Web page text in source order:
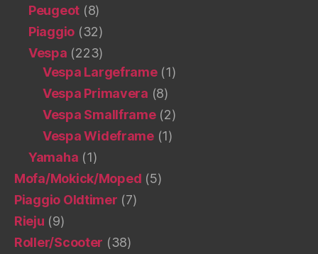
Peugeot (8)
Piaggio (32)
Vespa (223)
Vespa Largeframe(1)
Vespa Primavera (8)
Vespa Smallframe(2)
Vespa Wideframe(1)
Yamaha (1)
Mofa/Mokick/Moped (5)
Piaggio Oldtimer (7)
Rieju (9)
Roller/Scooter (38)